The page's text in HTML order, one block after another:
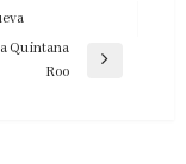
Quintana
Roo